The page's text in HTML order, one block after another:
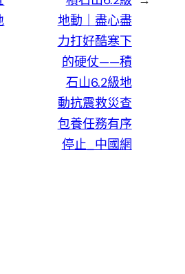
地動｜盡心盡
力打好酷寒下
的硬仗——積
石山6.2級地
動抗震救災查
包養任務有序
停止_中國網